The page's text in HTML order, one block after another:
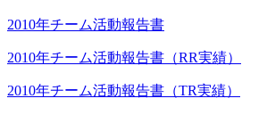
2010年チーム活動報告書
2010年チーム活動報告書（RR実績）
2010年チーム活動報告書（TR実績）